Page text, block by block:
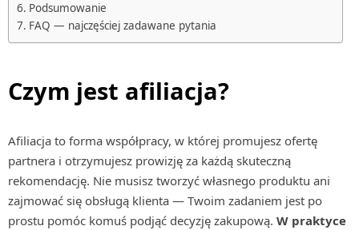
Podsumowanie
FAQ — najczęściej zadawane pytania
Czym jest afiliacja?
Afiliacja to forma współpracy, w której promujesz ofertę
partnera i otrzymujesz prowizję za każdą skuteczną
rekomendację. Nie musisz tworzyć własnego produktu ani
zajmować się obsługą klienta — Twoim zadaniem jest po
prostu pomóc komuś podjąć decyzję zakupową. W praktyce